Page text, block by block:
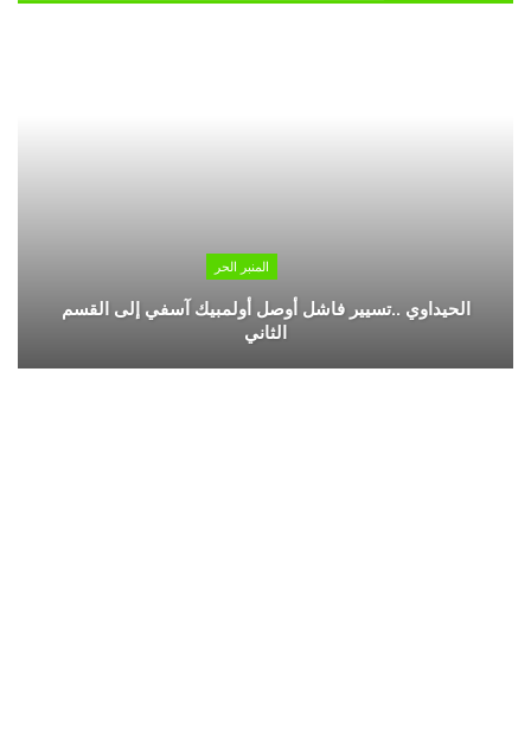
المنبر الحر
الحيداوي ..تسيير فاشل أوصل أولمبيك آسفي إلى القسم
الثاني